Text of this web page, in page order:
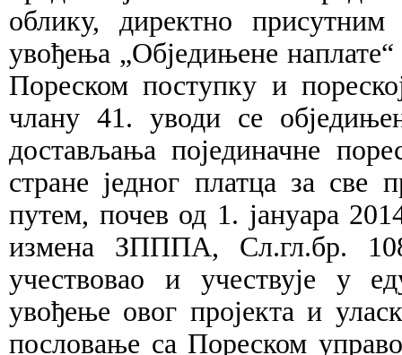
облику, директно
увођења „Обједињене
Пореском поступку и
члану 41. уводи се
достављања појединачне
стране једног платца за све
путем, почев од 1. јануара
измена ЗПППА, Сл.гл.бр.
учествовао и учествује у
увођење овог пројекта и
пословање са Пореском